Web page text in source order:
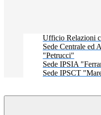
Ufficio Relazioni
Sede Centrale ed
"Petrucci"
Sede IPSIA
Sede IPSCT